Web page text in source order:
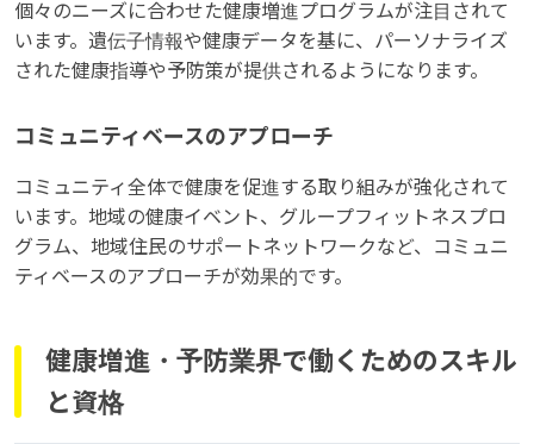
個々のニーズに合わせた健康増進プログラムが注目されて
います。遺伝子情報や健康データを基に、パーソナライズ
された健康指導や予防策が提供されるようになります。
コミュニティベースのアプローチ
コミュニティ全体で健康を促進する取り組みが強化されて
います。地域の健康イベント、グループフィットネスプロ
グラム、地域住民のサポートネットワークなど、コミュニ
ティベースのアプローチが効果的です。
健康増進・予防業界で働くためのスキル
と資格